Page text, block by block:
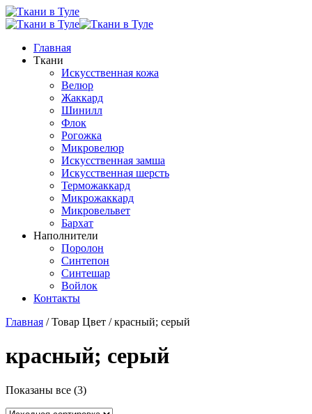
Главная
Ткани
Искусственная кожа
Велюр
Жаккард
Шинилл
Флок
Рогожка
Микровелюр
Искусственная замша
Искусственная шерсть
Терможаккард
Микрожаккард
Микровельвет
Бархат
Наполнители
Поролон
Синтепон
Синтешар
Войлок
Контакты
Главная / Товар Цвет / красный; серый
красный; серый
Показаны все (3)